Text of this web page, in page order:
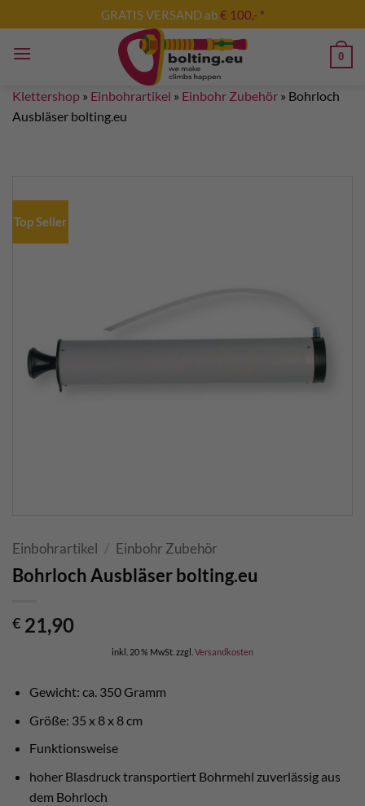
Inhalt
springen
GRATIS VERSAND ab€ 100,- *
0
Klettershop » Einbohrartikel » Einbohr Zubehör » Bohrloch
Ausbläser bolting.eu
Top Seller
Einbohrartikel / Einbohr Zubehör
Bohrloch Ausbläser bolting.eu
€ 21,90
inkl. 20 % MwSt. zzgl. Versandkosten
Gewicht: ca. 350 Gramm
Größe: 35 x 8 x 8 cm
Funktionsweise
hoher Blasdruck transportiert Bohrmehl zuverlässig aus
dem Bohrloch